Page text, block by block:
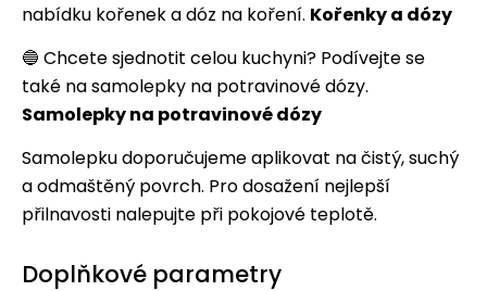
nabídku kořenek a dóz na koření. Kořenky a dózy
🔵 Chcete sjednotit celou kuchyni? Podívejte se
také na samolepky na potravinové dózy.
Samolepky na potravinové dózy
Samolepku doporučujeme aplikovat na čistý, suchý
a odmaštěný povrch. Pro dosažení nejlepší
přilnavosti nalepujte při pokojové teplotě.
Doplňkové parametry